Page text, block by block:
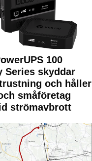
100
Series skyddar
och håller
småföretag
strömavbrott